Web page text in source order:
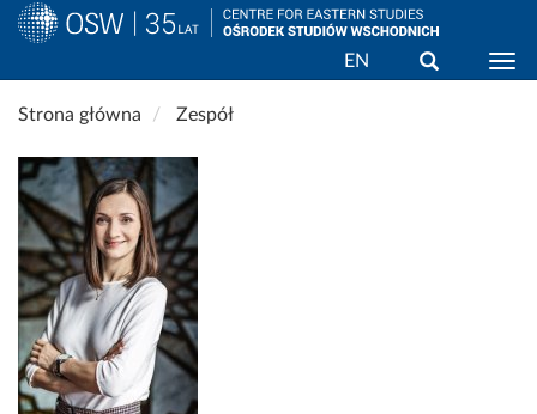
Przejdź
do
treści
EN Wyszukaj
Strona główna Zespół